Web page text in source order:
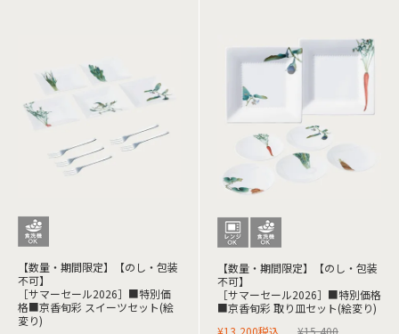
【数量・期間限定】【のし・包装
不可】
［サマーセール2026］■特別価
格■京香旬彩 スイーツセット(絵
変り)
【数量・期間限定】【のし・包装
不可】
［サマーセール2026］■特別価格
■京香旬彩 取り皿セット(絵変り)
¥15,400
¥13,200税込